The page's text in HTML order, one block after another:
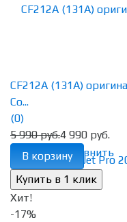
избранное сравнить
CF212A (131A)
Co...
(0)
5 990 руб.4 990 руб.
В корзину
Хит!
-17%